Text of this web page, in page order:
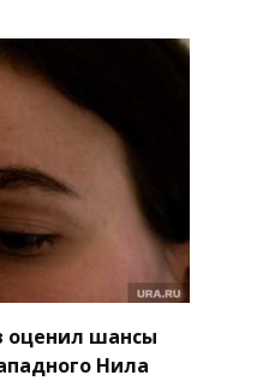
оценил шансы
Нила